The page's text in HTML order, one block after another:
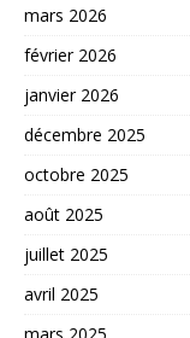
mars 2026
février 2026
janvier 2026
décembre 2025
octobre 2025
août 2025
juillet 2025
avril 2025